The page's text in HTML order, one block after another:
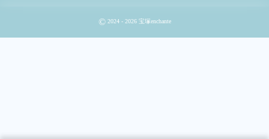
©2024 - 2026 宝塚enchante